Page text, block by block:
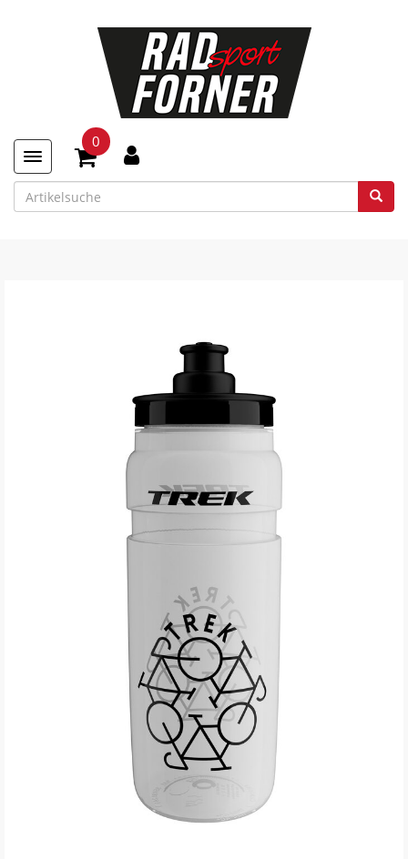
Toggle navigation
0